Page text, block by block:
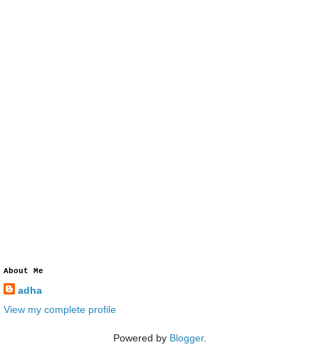
About Me
adha
View my complete profile
Powered by Blogger.